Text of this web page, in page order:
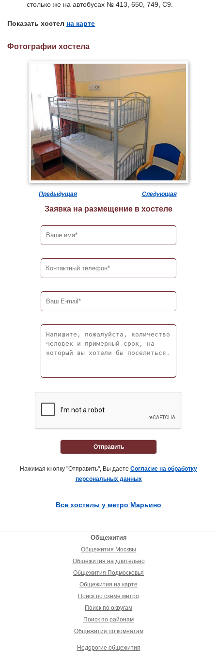
столько же на автобусах № 413, 650, 749, С9.
Показать хостел на карте
Фотографии хостела
Предыдущая Следующая
Заявка на размещение в хостеле
Отправить
Нажимая кнопку "Отправить", Вы даете Согласие на обработку
персональных данных
Все хостелы у метро Марьино
Общежития
Общежития Москвы
Общежития на длительно
Общежития Подмосковья
Общежития на карте
Поиск по схеме метро
Поиск по округам
Поиск по районам
Общежития по комнатам
Недорогие общежития